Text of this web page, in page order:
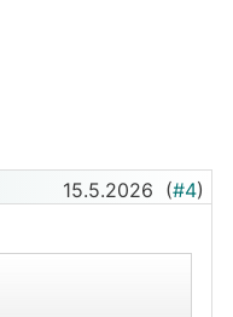
15.5.2026 (#4)